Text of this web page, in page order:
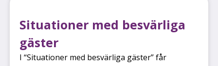
Situationer med besvärliga
gäster
I “Situationer med besvärliga gäster” får